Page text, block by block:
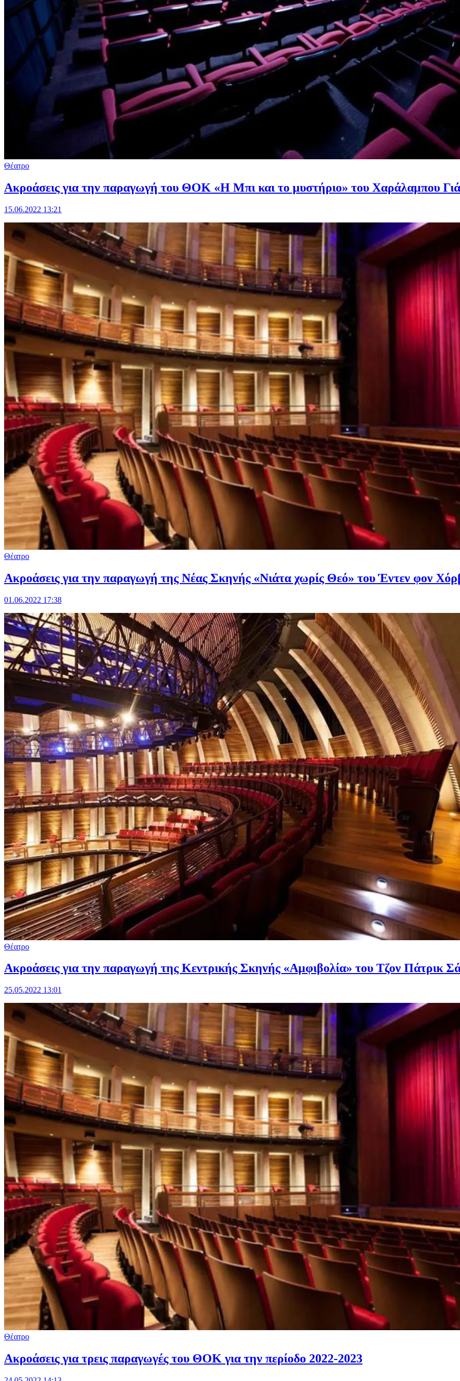
Θέατρο
Ακροάσεις για την παραγωγή του ΘΟΚ «Η Μπι και το μυστήριο» του Χαράλαμπου
15.06.2022 13:21
Θέατρο
Ακροάσεις για την παραγωγή της Νέας Σκηνής «Nιάτα χωρίς Θεό» του Έντεν φον
01.06.2022 17:38
Θέατρο
Ακροάσεις για την παραγωγή της Κεντρικής Σκηνής «Αμφιβολία» του Τζον Πάτρικ
25.05.2022 13:01
Θέατρο
Ακροάσεις για τρεις παραγωγές του ΘΟΚ για την περίοδο 2022-2023